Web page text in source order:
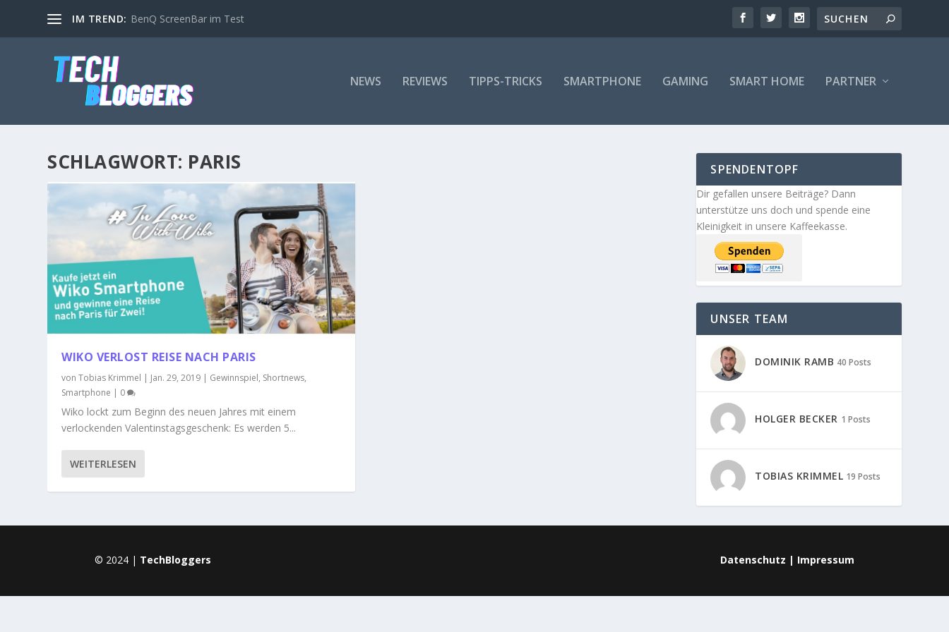
IM TREND: BenQ ScreenBar im Test
NEWS REVIEWS TIPPS-TRICKS SMARTPHONE GAMING SMART HOME PARTNER
SCHLAGWORT: PARIS
WIKO VERLOST REISE NACH PARIS
vonTobias Krimmel | Jan. 29, 2019 | Gewinnspiel, Shortnews,
Smartphone | 0
Wiko lockt zum Beginn des neuen Jahres mit einem
verlockenden Valentinstagsgeschenk: Es werden 5...
WEITERLESEN
SPENDENTOPF
Dir gefallen unsere Beiträge? Dann
unterstütze uns doch und spende eine
Kleinigkeit in unsere Kaffeekasse.
UNSER TEAM
DOMINIK RAMB 40 Posts
HOLGER BECKER 1 Posts
TOBIAS KRIMMEL 19 Posts
© 2024 | TechBloggers Datenschutz | Impressum